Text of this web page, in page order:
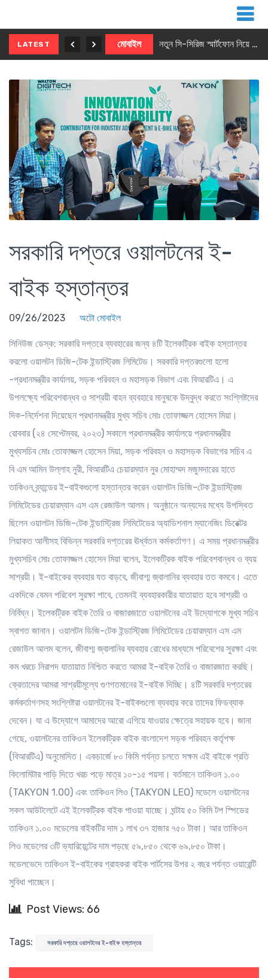
LATEST মোবাইল নতুন সি-সিরিজ স্মার্টফোন নিয়ে আসছে রিয়েলমি
সরকারি দপ্তরে ওয়ালটনের ই-
বাইক হস্তান্তর
09/26/2023 অটো মোবাইল
সিনিউজ ডেস্ক: সরকারি দপ্তরে ব্যবহারের জন্য ৪টি ইলেকট্রিক বাইক হস্তান্তর
করলো ওয়ালটন ডিজি-টেক ইন্ডাস্ট্রিজ লিমিটেড। সরকারি দপ্তরগুলো হলো
-প্রধানমন্ত্রীর কার্যালয়, সড়ক পরিবহন ও মহাসড়ক বিভাগ এবং বিআরটিএ। এ
উপলক্ষ্যে পরিবেশবান্ধব ও সাশ্রয়ী বাহন ব্যবহারে মানুষকে উদ্বুদ্ধ করতে সংশ্লিষ্টদের
দিক-নির্দেশনা দিয়েছেন প্রধানমন্ত্রীর মুখ্য সচিব মোঃ তোফাজ্জল হোসেন মিয়া।
রোববার (২৪ সেপ্টেম্বর, ২০২৩) সকালে প্রধানমন্ত্রীর কার্যালয়ে প্রধানমন্ত্রীর
মুখ্যসচিব মোঃ তোফাজ্জল হোসেন মিয়া, সড়ক পরিবহন ও মহাসড়ক বিভাগের সচিব এ
বি এম আমিন উল্লাহ নুরী, বিআরটিএ চেয়ারম্যান নুর মোহাম্মদ মজুমদারের হাতে
তাকিওন ব্র্যান্ডের ই-বাইকগুলো হস্তান্তর করেন ওয়ালটন ডিজি-টেক ইন্ডাস্ট্রিজ
লিমিটেডের চেয়ারম্যান এস এম রেজাউল আলম। অনুষ্ঠানে অন্যদের মধ্যে উপস্থিত
ছিলেন ওয়ালটন ডিজি-টেক ইন্ডাস্ট্রিজ লিমিটেডের অ্যাডিশনাল ম্যানেজিং ডিরেক্টর
লিয়াকত আলীসহ বিভিন্ন সরকারি দপ্তরের ঊর্ধ্বতন কর্মকর্তাগণ। এ সময় প্রধানমন্ত্রীর
মুখ্যসচিব মোঃ তোফাজ্জল হোসেন মিয়া বলেন, ইলেকট্রিক বাইক পরিবেশবান্ধব ও ব্যয়
সাশ্রয়ী। ই-বাইকের ব্যবহার যত বাড়বে, জীবাশ্ম জ্বালানির ব্যবহার তত কমবে। এতে
একদিকে যেমন পরিবেশ সুরক্ষা পাবে, তেমনই ব্যবহারকারীর যাতায়াত হবে সাশ্রয়ী ও
নির্বিঘ্ন। ইলেকট্রিক বাইক তৈরি ও বাজারজাতে ওয়ালটনের এই উদ্যোগকে মুখ্য সচিব
স্বাগত জানান। ওয়ালটন ডিজি-টেক ইন্ডাস্ট্রিজ লিমিটেডের চেয়ারম্যান এস এম
রেজাউল আলম বলেন, জীবাশ্ম জ্বালানির ব্যবহার রোধের মাধ্যমে পরিবেশের সুরক্ষা এবং
কম খরচে নিরাপদ যাতায়াত নিশ্চিত করতে আমরা ই-বাইক তৈরি ও বাজারজাত করছি।
ক্রেতাদের আমরা সাশ্রয়ীমূল্যে গুণগতমানের ই-বাইক দিচ্ছি। ৪টি সরকারি দপ্তরের
কর্মকর্তাগণসহ সংশ্লিষ্টরা ওয়ালটনের ই-বাইকগুলো ব্যবহার করে তাদের ফিডব্যাক
দেবেন। যা এ উদ্যোগে আমাদের আরো এগিয়ে যাওয়ার ক্ষেত্রে সহায়ক হবে। জানা
গেছে, ওয়ালটনের তাকিওন ইলেকট্রিক বাইক বাংলাদেশ সড়ক পরিবহন কর্তৃপক্ষ
(বিআরটিএ) অনুমোদিত। একচার্জে ৮০ কিমি পর্যন্ত চলতে সক্ষম এই বাইকে প্রতি
কিলোমিটার পাড়ি দিতে খরচ পড়ে মাত্র ১০-১৫ পয়সা। বর্তমানে তাকিওন ১.০০
(TAKYON 1.00) এবং তাকিওন লিও (TAKYON LEO) মডেলে ওয়ালটনের
সকল আউটলেটে এই ইলেকট্রিক বাইক পাওয়া যাচ্ছে। ঘন্টায় ৫০ কিমি টপ স্পিডের
তাকিওন ১.০০ মডেলের বাইকটির দাম ১ লাখ ৩৭ হাজার ৭৫০ টাকা। আর তাকিওন
লিও মডেলের ৩টি ভ্যারিয়েন্টের দাম পড়ছে ৫৯,৮৫০ থেকে ৬৯,৮৫০ টাকা।
মডেলভেদে তাকিওন ই-বাইকের গ্রাহকরা বাইক পার্টসের উপর ২ বছর পর্যন্ত ওয়ারেন্টি
সুবিধা পাচ্ছেন।
Post Views: 66
Tags: সরকারি দপ্তরে ওয়ালটনের ই-বাইক হস্তান্তর